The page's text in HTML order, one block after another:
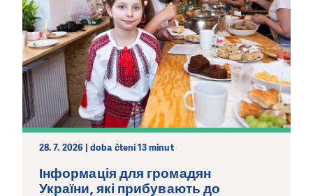
28. 7. 2026 | doba čtení 13 minut
Інформація для громадян
України, які прибувають до